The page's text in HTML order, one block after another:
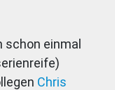
schon einmal
Chris